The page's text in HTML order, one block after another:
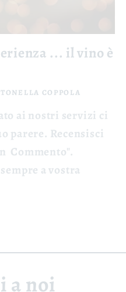
... il vino è
COPPOLA
ai nostri servizi ci
parere. Recensisci
Commento".
a vostra
a noi